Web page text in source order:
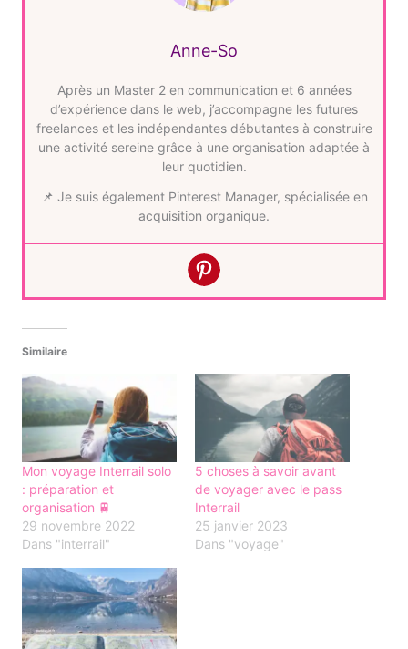
Anne-So
Après un Master 2 en communication et 6 années
d’expérience dans le web, j’accompagne les futures
freelances et les indépendantes débutantes à construire
une activité sereine grâce à une organisation adaptée à
leur quotidien.
📌 Je suis également Pinterest Manager, spécialisée en
acquisition organique.
Similaire
Mon voyage Interrail solo
: préparation et
organisation 🚆
29 novembre 2022
Dans "interrail"
5 choses à savoir avant
de voyager avec le pass
Interrail
25 janvier 2023
Dans "voyage"